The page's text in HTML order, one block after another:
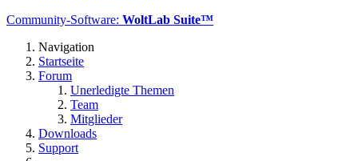
Community-Software: WoltLab Suite™
Navigation
Startseite
Forum
Unerledigte Themen
Team
Mitglieder
Downloads
Support